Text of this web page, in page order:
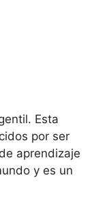
Esta
por ser
aprendizaje
y es un